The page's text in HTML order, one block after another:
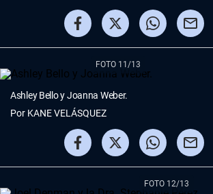
FOTO 11/13
Por KANE VELÁSQUEZ
Ashley Bello y Joanna Weber.
FOTO 12/13